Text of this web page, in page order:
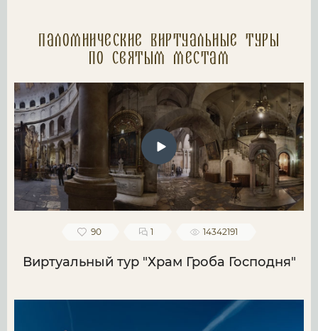
Паломнические Виртуальные туры
по святым местам
90 1 14342191
Виртуальный тур "Храм Гроба Господня"